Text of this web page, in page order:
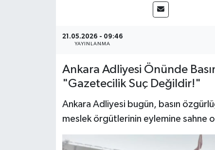
21.05.2026 - 09:46
YAYINLANMA
Ankara Adliyesi Önünde
"Gazetecilik Suç Değildir!"
Ankara Adliyesi bugün, basın
meslek örgütlerinin eylemine sahne